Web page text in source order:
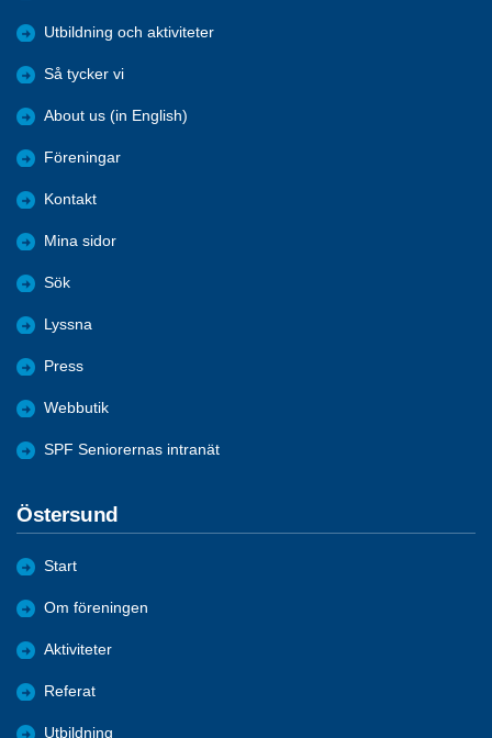
Utbildning och aktiviteter
Så tycker vi
About us (in English)
Föreningar
Kontakt
Mina sidor
Sök
Lyssna
Press
Webbutik
SPF Seniorernas intranät
Östersund
Start
Om föreningen
Aktiviteter
Referat
Utbildning